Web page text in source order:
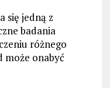
się jedną z
badania
różnego
może onabyć